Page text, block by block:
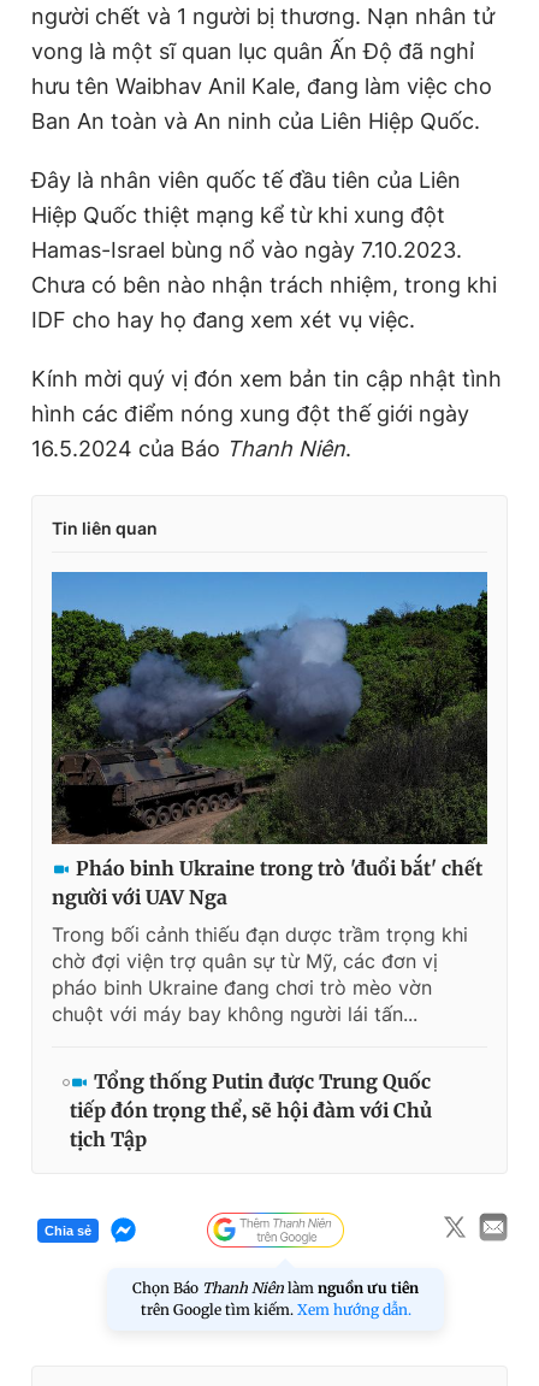
người chết và 1 người bị thương. Nạn nhân tử
vong là một sĩ quan lục quân Ấn Độ đã nghỉ
hưu tên Waibhav Anil Kale, đang làm việc cho
Ban An toàn và An ninh của Liên Hiệp Quốc.
Đây là nhân viên quốc tế đầu tiên của Liên
Hiệp Quốc thiệt mạng kể từ khi xung đột
Hamas-Israel bùng nổ vào ngày 7.10.2023.
Chưa có bên nào nhận trách nhiệm, trong khi
IDF cho hay họ đang xem xét vụ việc.
Kính mời quý vị đón xem bản tin cập nhật tình
hình các điểm nóng xung đột thế giới ngày
16.5.2024 của Báo Thanh Niên.
Tin liên quan
Pháo binh Ukraine trong trò 'đuổi bắt' chết
người với UAV Nga
Trong bối cảnh thiếu đạn dược trầm trọng khi
chờ đợi viện trợ quân sự từ Mỹ, các đơn vị
pháo binh Ukraine đang chơi trò mèo vờn
chuột với máy bay không người lái tấn...
Tổng thống Putin được Trung Quốc
tiếp đón trọng thể, sẽ hội đàm với Chủ
tịch Tập
Chia sẻ
Chọn Báo Thanh Niên làm nguồn ưu tiên
trên Google tìm kiếm. Xem hướng dẫn.